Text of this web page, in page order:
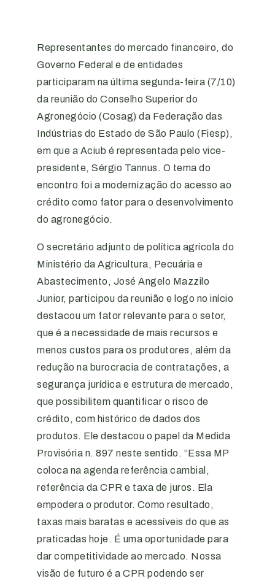
Representantes do mercado financeiro, do
Governo Federal e de entidades
participaram na última segunda-feira (7/10)
da reunião do Conselho Superior do
Agronegócio (Cosag) da Federação das
Indústrias do Estado de São Paulo (Fiesp),
em que a Aciub é representada pelo vice-
presidente, Sérgio Tannus. O tema do
encontro foi a modernização do acesso ao
crédito como fator para o desenvolvimento
do agronegócio.
O secretário adjunto de política agrícola do
Ministério da Agricultura, Pecuária e
Abastecimento, José Angelo Mazzilo
Junior, participou da reunião e logo no início
destacou um fator relevante para o setor,
que é a necessidade de mais recursos e
menos custos para os produtores, além da
redução na burocracia de contratações, a
segurança jurídica e estrutura de mercado,
que possibilitem quantificar o risco de
crédito, com histórico de dados dos
produtos. Ele destacou o papel da Medida
Provisória n. 897 neste sentido. “Essa MP
coloca na agenda referência cambial,
referência da CPR e taxa de juros. Ela
empodera o produtor. Como resultado,
taxas mais baratas e acessíveis do que as
praticadas hoje. É uma oportunidade para
dar competitividade ao mercado. Nossa
visão de futuro é a CPR podendo ser